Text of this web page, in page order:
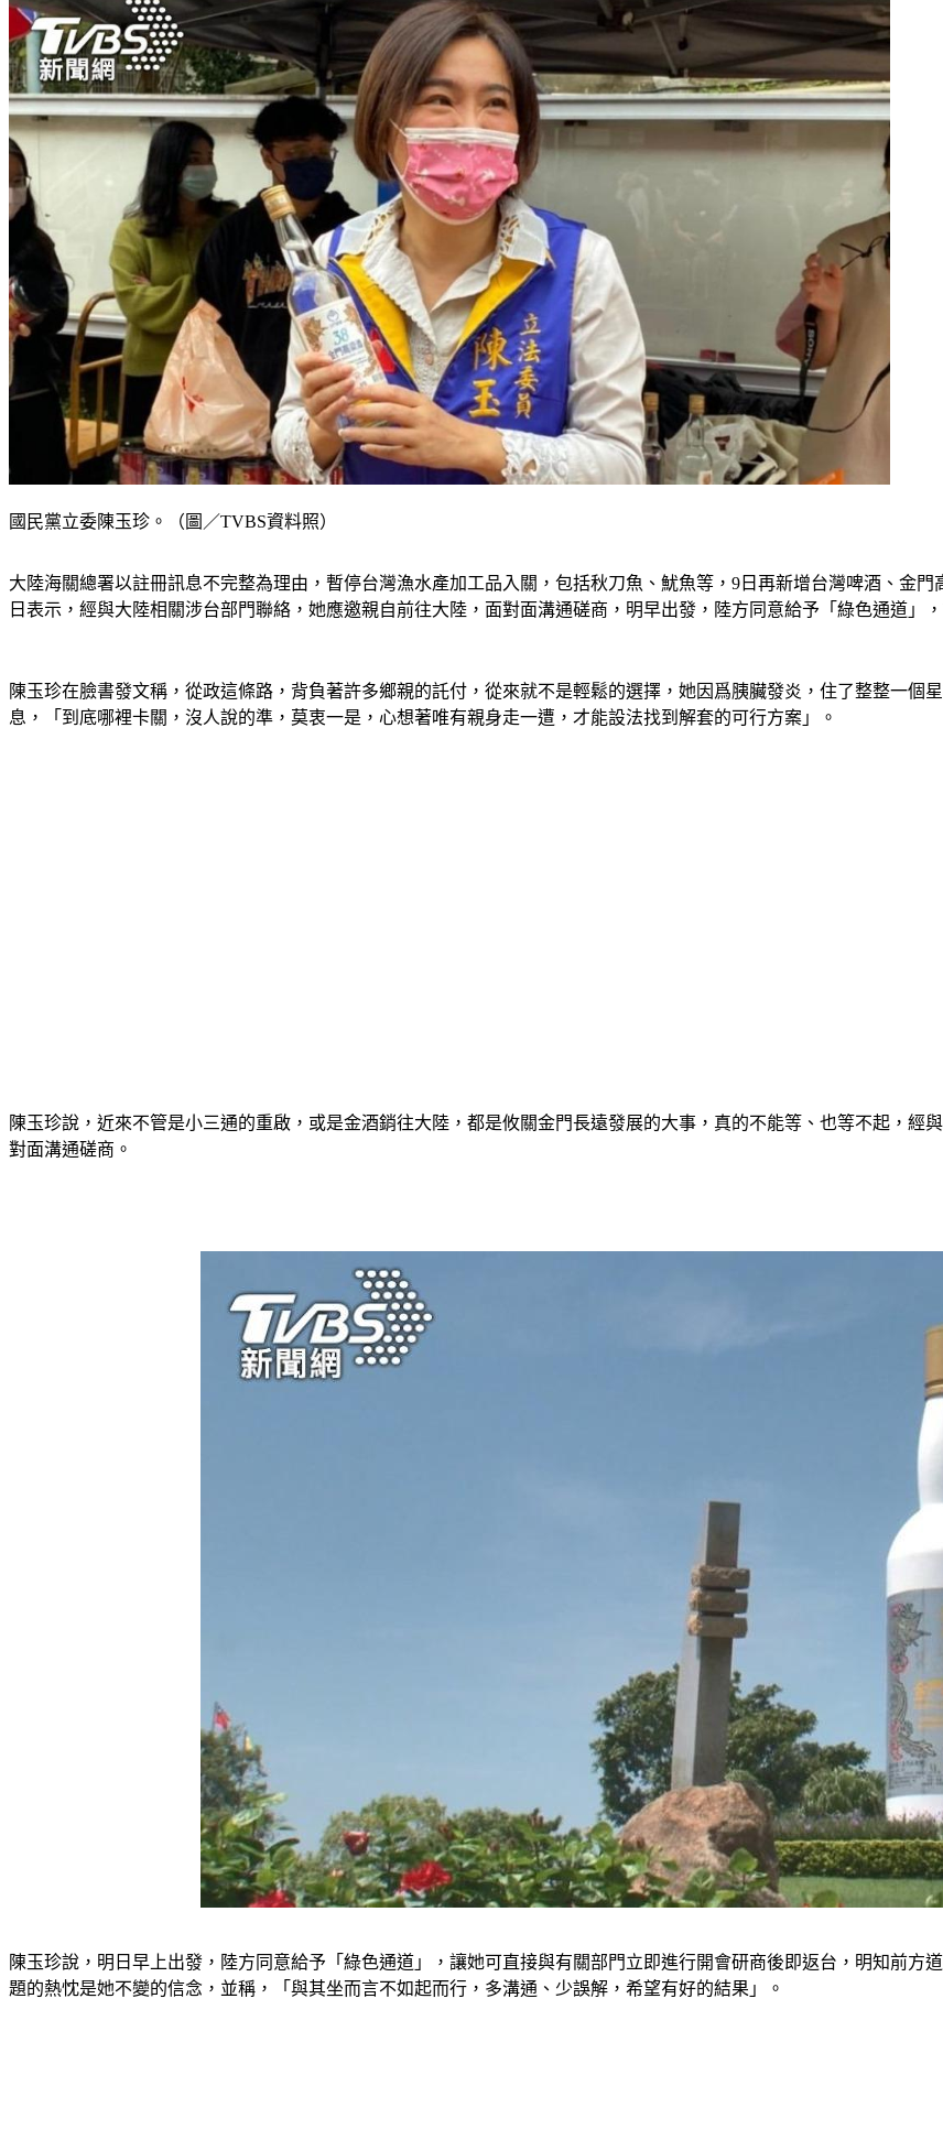
國民黨立委陳玉珍。（圖／TVBS資料照）
大陸海關總署以註冊訊息不完整為理由，暫停台灣漁水產加工品入關，包括秋刀魚、魷魚等，9日再新增台灣啤酒、金
日表示，經與大陸相關涉台部門聯絡，她應邀親自前往大陸，面對面溝通磋商，明早出發，陸方同意給予「綠色通道」
陳玉珍在臉書發文稱，從政這條路，背負著許多鄉親的託付，從來就不是輕鬆的選擇，她因爲胰臟發炎，住了整整一個
息，「到底哪裡卡關，沒人說的準，莫衷一是，心想著唯有親身走一遭，才能設法找到解套的可行方案」。
陳玉珍說，近來不管是小三通的重啟，或是金酒銷往大陸，都是攸關金門長遠發展的大事，真的不能等、也等不起，經
對面溝通磋商。
陳玉珍說，明日早上出發，陸方同意給予「綠色通道」，讓她可直接與有關部門立即進行開會研商後即返台，明知前方
題的熱忱是她不變的信念，並稱，「與其坐而言不如起而行，多溝通、少誤解，希望有好的結果」。